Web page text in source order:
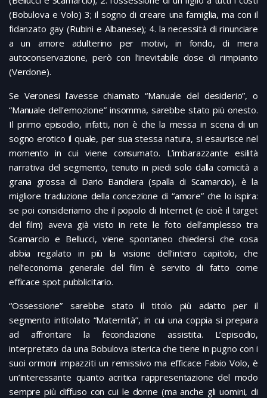
(Bobulova e Volo) 3; il sogno di creare una famiglia, ma con il
fidanzato gay (Rubini e Albanese); 4. la necessità di rinunciare
a un amore adulterino per motivi, in fondo, di mera
autoconservazione, però con l’inevitabile dose di rimpianto
(Verdone).
Se Veronesi l’avesse chiamato “Manuale del desiderio”, o
“Manuale dell’emozione” insomma, sarebbe stato più onesto.
Il primo episodio, infatti, non è che la messa in scena di un
sogno erotico il quale, per sua stessa natura, si esaurisce nel
momento in cui viene consumato. L’imbarazzante esilità
narrativa del segmento, tenuto in piedi solo dalla comicità a
grana grossa di Dario Bandiera (spalla di Scamarcio), è la
migliore traduzione della concezione di “amore” che lo ispira:
se poi consideriamo che il popolo di Internet (e cioè il target
del film) aveva già visto in rete le foto dell’amplesso tra
Scamarcio e Bellucci, viene spontaneo chiedersi che cosa
abbia regalato in più la visione dell’intero capitolo, che
nell’economia generale del film è servito di fatto come
efficace spot pubblicitario.
“Ossessione” sarebbe stato il titolo più adatto per il
segmento intitolato “Maternità”, in cui una coppia si prepara
ad affrontare la fecondazione assistita. L’episodio,
interpretato da una Bobulova isterica che tiene in pugno con i
suoi ormoni impazziti un remissivo ma efficace Fabio Volo, è
un’interessante quanto acritica rappresentazione del modo
sempre più diffuso con cui le donne (ma anche gli uomini, di